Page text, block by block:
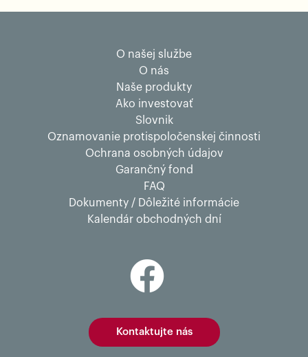
O našej službe
O nás
Naše produkty
Ako investovať
Slovnik
Oznamovanie protispoločenskej činnosti
Ochrana osobných údajov
Garančný fond
FAQ
Dokumenty / Dôležité informácie
Kalendár obchodných dní
Kontaktujte nás